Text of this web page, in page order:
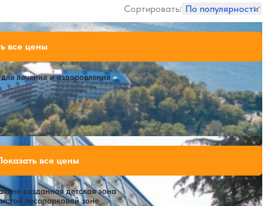
Сортировать: По популярности
лечения и оздоровления
91,000 ₽
104,300 ₽
за 7 ночей, 2 взрослых
106,400 ₽
за 7 ночей, 2 взрослых
все цены
созданная детская зона
лесопарковой зоне
58,800 ₽
79,800 ₽
за 7 ночей, 2 взрослых
все цены